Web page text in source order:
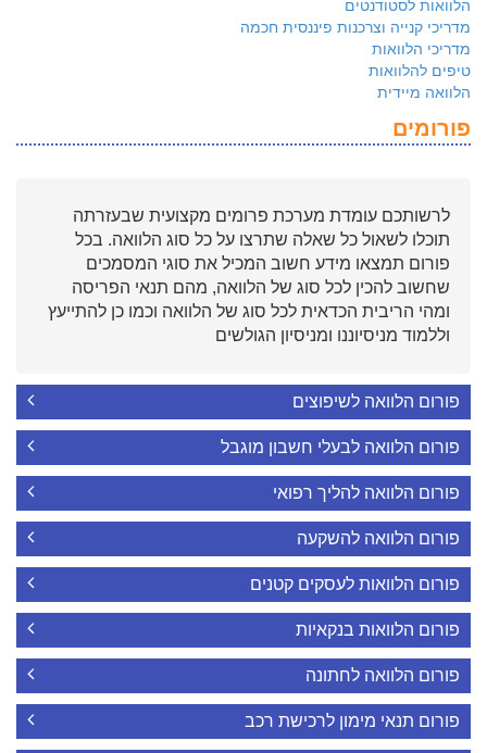
הלוואות לסטודנטים
מדריכי קנייה וצרכנות פיננסית חכמה
מדריכי הלוואות
טיפים להלוואות
הלוואה מיידית
פורומים
לרשותכם עומדת מערכת פרומים מקצועית שבעזרתה
תוכלו לשאול כל שאלה שתרצו על כל סוג הלוואה. בכל
פורום תמצאו מידע חשוב המכיל את סוגי המסמכים
שחשוב להכין לכל סוג של הלוואה, מהם תנאי הפריסה
ומהי הריבית הכדאית לכל סוג של הלוואה וכמו כן להתייעץ
וללמוד מניסיוננו ומניסיון הגולשים
פורום הלוואה לשיפוצים
פורום הלוואה לבעלי חשבון מוגבל
פורום הלוואה להליך רפואי
פורום הלוואה להשקעה
פורום הלוואות לעסקים קטנים
פורום הלוואות בנקאיות
פורום הלוואה לחתונה
פורום תנאי מימון לרכישת רכב